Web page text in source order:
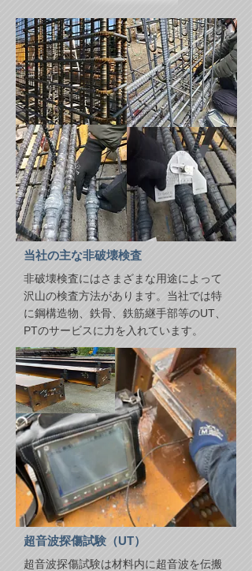
当社の主な非破壊検査
非破壊検査にはさまざまな用途によって
沢山の検査方法があります。当社では特
に鋼構造物、鉄骨、鉄筋継手部等のUT、
PTのサービスに力を入れています。
超音波探傷試験（UT）
超音波探傷試験は材料内に超音波を伝搬